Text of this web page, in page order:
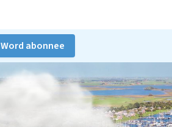
Word abonnee